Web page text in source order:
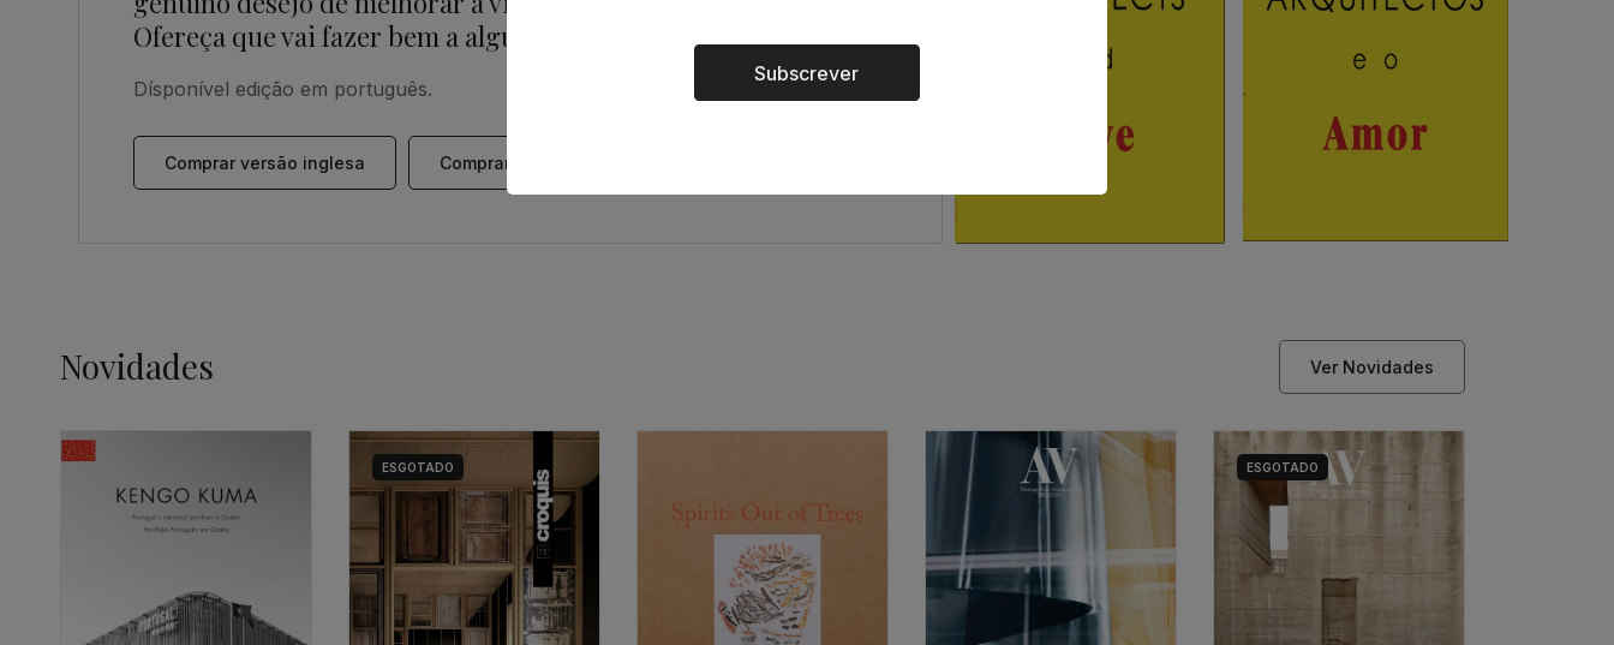
Ofereça que vai fazer bem a alguém.
Dísponível edição em português.
Comprar versão inglesa Comprar versão portuguesa
Novidades Ver Novidades
ESGOTADO ESGOTADO
Subscrever